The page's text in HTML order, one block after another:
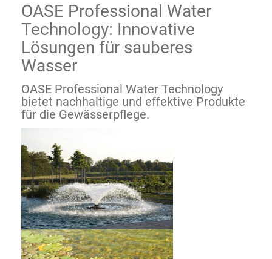
OASE Professional Water
Technology: Innovative
Lösungen für sauberes
Wasser
OASE Professional Water Technology
bietet nachhaltige und effektive Produkte
für die Gewässerpflege.